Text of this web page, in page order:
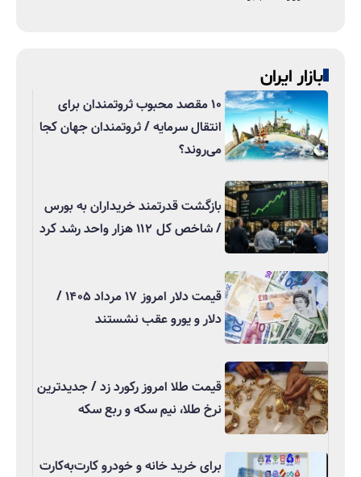
بازار ایران
۱۰ مقصد محبوب ثروتمندان برای
انتقال سرمایه / ثروتمندان جهان کجا
می‌روند؟
بازگشت قدرتمند خریداران به بورس
/ شاخص کل ۱۱۲ هزار واحد رشد کرد
قیمت دلار امروز ۱۷ مرداد ۱۴۰۵ /
دلار و یورو عقب نشستند
قیمت طلا امروز رکورد زد / جدیدترین
نرخ طلا، نیم سکه و ربع سکه
برای خرید خانه و خودرو کارت‌به‌کارت